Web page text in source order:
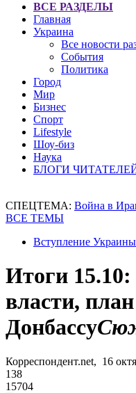
ВСЕ РАЗДЕЛЫ
Главная
Украина
Все новости
События
Политика
Город
Мир
Бизнес
Спорт
Lifestyle
Шоу-биз
Наука
БЛОГИ
СПЕЦТЕМА: Война в
ВСЕ ТЕМЫ
Вступление
Итоги
власти,
Донбассу
Корреспондент.net, 16
138
15704